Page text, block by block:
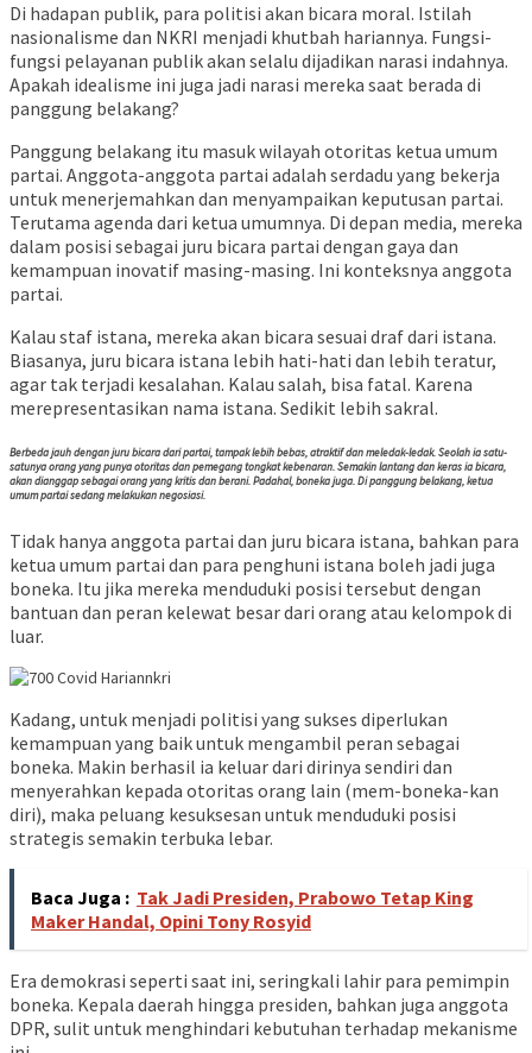
Di hadapan publik, para politisi akan bicara moral. Istilah
nasionalisme dan NKRI menjadi khutbah hariannya. Fungsi-
fungsi pelayanan publik akan selalu dijadikan narasi indahnya.
Apakah idealisme ini juga jadi narasi mereka saat berada di
panggung belakang?
Panggung belakang itu masuk wilayah otoritas ketua umum
partai. Anggota-anggota partai adalah serdadu yang bekerja
untuk menerjemahkan dan menyampaikan keputusan partai.
Terutama agenda dari ketua umumnya. Di depan media, mereka
dalam posisi sebagai juru bicara partai dengan gaya dan
kemampuan inovatif masing-masing. Ini konteksnya anggota
partai.
Kalau staf istana, mereka akan bicara sesuai draf dari istana.
Biasanya, juru bicara istana lebih hati-hati dan lebih teratur,
agar tak terjadi kesalahan. Kalau salah, bisa fatal. Karena
merepresentasikan nama istana. Sedikit lebih sakral.
Berbeda jauh dengan juru bicara dari partai, tampak lebih bebas, atraktif dan meledak-ledak. Seolah ia satu-
satunya orang yang punya otoritas dan pemegang tongkat kebenaran. Semakin lantang dan keras ia bicara,
akan dianggap sebagai orang yang kritis dan berani. Padahal, boneka juga. Di panggung belakang, ketua
umum partai sedang melakukan negosiasi.
Tidak hanya anggota partai dan juru bicara istana, bahkan para
ketua umum partai dan para penghuni istana boleh jadi juga
boneka. Itu jika mereka menduduki posisi tersebut dengan
bantuan dan peran kelewat besar dari orang atau kelompok di
luar.
Kadang, untuk menjadi politisi yang sukses diperlukan
kemampuan yang baik untuk mengambil peran sebagai
boneka. Makin berhasil ia keluar dari dirinya sendiri dan
menyerahkan kepada otoritas orang lain (mem-boneka-kan
diri), maka peluang kesuksesan untuk menduduki posisi
strategis semakin terbuka lebar.
Baca Juga : Tak Jadi Presiden, Prabowo Tetap King
Maker Handal, Opini Tony Rosyid
Era demokrasi seperti saat ini, seringkali lahir para pemimpin
boneka. Kepala daerah hingga presiden, bahkan juga anggota
DPR, sulit untuk menghindari kebutuhan terhadap mekanisme